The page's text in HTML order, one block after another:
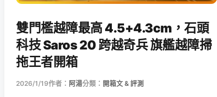
雙門檻越障最高 4.5+4.3cm，石頭
科技 Saros 20 跨越奇兵 旗艦越障掃
拖王者開箱
2026/1/19作者： 阿湯分類： 開箱文 & 評測